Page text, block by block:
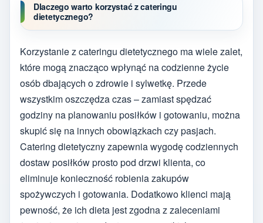
Dlaczego warto korzystać z cateringu
dietetycznego?
Korzystanie z cateringu dietetycznego ma wiele zalet,
które mogą znacząco wpłynąć na codzienne życie
osób dbających o zdrowie i sylwetkę. Przede
wszystkim oszczędza czas – zamiast spędzać
godziny na planowaniu posiłków i gotowaniu, można
skupić się na innych obowiązkach czy pasjach.
Catering dietetyczny zapewnia wygodę codziennych
dostaw posiłków prosto pod drzwi klienta, co
eliminuje konieczność robienia zakupów
spożywczych i gotowania. Dodatkowo klienci mają
pewność, że ich dieta jest zgodna z zaleceniami